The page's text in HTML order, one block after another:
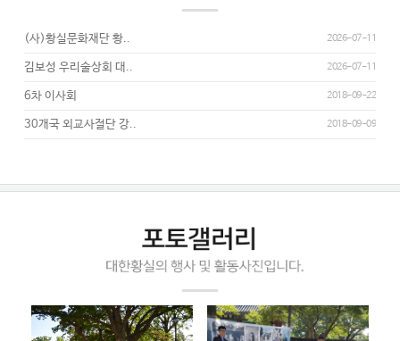
(사)황실문화재단 황.. 2026-07-11
김보성 우리술상회 대.. 2026-07-11
6차 이사회 2018-09-22
30개국 외교사절단 강.. 2018-09-09